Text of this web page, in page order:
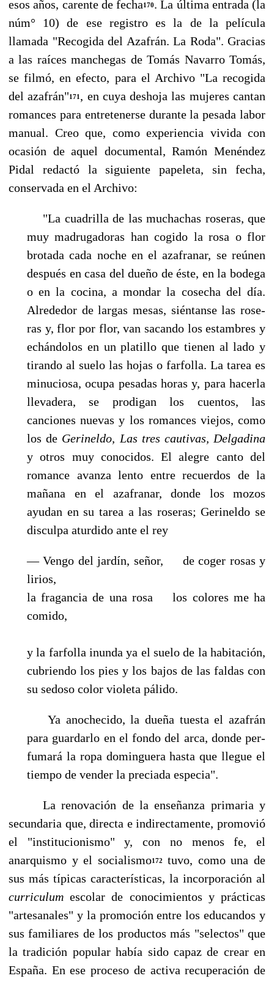
esos años, carente de fecha170. La última en­trada (la
núm° 10) de ese registro es la de la película
llamada "Recogida del Azafrán. La Roda". Gracias
a las raíces manchegas de Tomás Navarro Tomás,
se filmó, en efecto, para el Archivo "La recogida
del azafrán"171 , en cuya deshoja las mujeres cantan
romances para entretenerse durante la pesada labor
manual. Creo que, como experiencia vivida con
ocasión de aquel documental, Ra­món Menéndez
Pidal redactó la siguiente papeleta, sin fecha,
conservada en el Archivo:
"La cuadrilla de las muchachas roseras, que
muy madrugadoras han cogido la rosa o flor
brotada cada noche en el azafranar, se reúnen
después en casa del dueño de éste, en la bode­ga
o en la cocina, a mondar la cosecha del día.
Alrededor de largas mesas, siéntanse las rose­
ras y, flor por flor, van sacando los estambres y
echándolos en un platillo que tienen al lado y
tirando al suelo las hojas o farfolla. La tarea es
minuciosa, ocupa pesadas horas y, para hacer­la
llevadera, se prodigan los cuentos, las
canciones nuevas y los romances viejos, como
los de Gerineldo, Las tres cautivas, Delgadina
y otros muy conocidos. El alegre canto del
romance avanza lento entre recuerdos de la
mañana en el azafranar, donde los mozos
ayudan en su ta­rea a las roseras; Gerineldo se
disculpa aturdido ante el rey
— Vengo del jardín, señor, de coger rosas y
lirios,
la fragancia de una rosa los colores me ha
comido,
y la farfolla inunda ya el suelo de la habitación,
cubriendo los pies y los bajos de las faldas con
su sedoso color violeta pálido.
Ya anochecido, la dueña tuesta el azafrán
para guardarlo en el fondo del arca, donde per­
fumará la ropa dominguera hasta que llegue el
tiempo de vender la preciada especia".
La renovación de la enseñanza primaria y
secundaria que, directa e indirectamente, promovió
el "institucionismo" y, con no menos fe, el
anarquismo y el socialismo172
tuvo, como una de
sus más típicas características, la incorporación al
curriculumescolar de conocimientos y prácticas
"artesanales" y la promoción entre los educandos y
sus familiares de los productos más "selectos" que
la tradición popular había sido capaz de crear en
España. En ese proceso de activa recuperación de